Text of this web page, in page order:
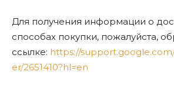
Для получения информации о
способах покупки, пожалуйста,
ссылке: https://
er/2651410?hl=en